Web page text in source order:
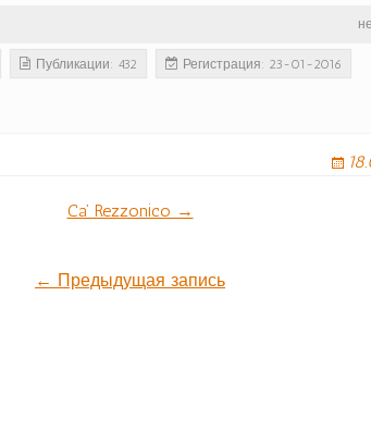
Публикации: 432 Регистрация: 23-01-2016
Ca’ Rezzonico →
← Предыдущая запись